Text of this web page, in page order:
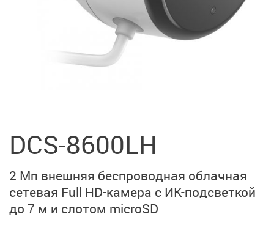
DCS-8600LH
2 Мп внешняя беспроводная облачная
сетевая Full HD-камера с ИК-подсветкой
до 7 м и слотом microSD